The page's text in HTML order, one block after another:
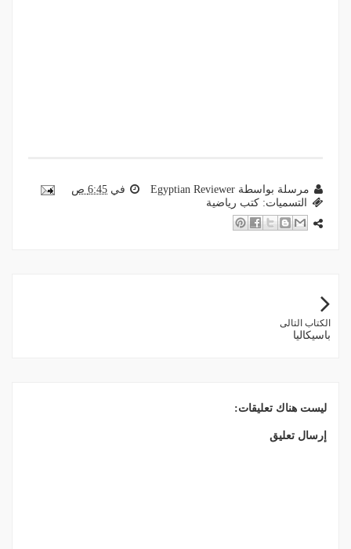
مرسلة بواسطة Egyptian Reviewer في 6:45 ص
التسميات: كتب رياضية
الكتاب التالى
باسيكاليا
ليست هناك تعليقات:
إرسال تعليق